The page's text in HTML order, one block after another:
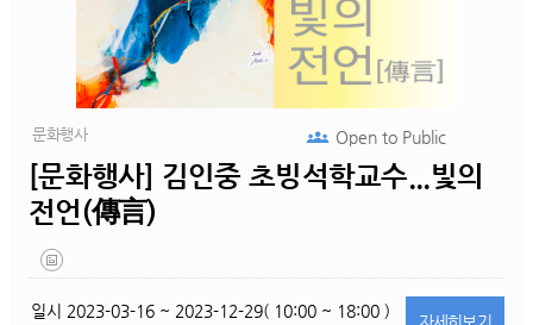
문화행사
[문화행사] 김인중 초빙석학교수...빛의
전언(傳言)
Open toPublic
일시 2023-03-16 ~ 2023-12-29( 10:00 ~ 18:00 )